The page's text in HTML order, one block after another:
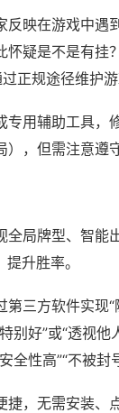
映在游戏中遇
疑是不是有挂
正规途径维护游
用辅助工具，
，但需注意遵
局牌型、智能
升胜率。
三方软件实现“
别好”或“透视
性高”“不被封号
，无需安装、